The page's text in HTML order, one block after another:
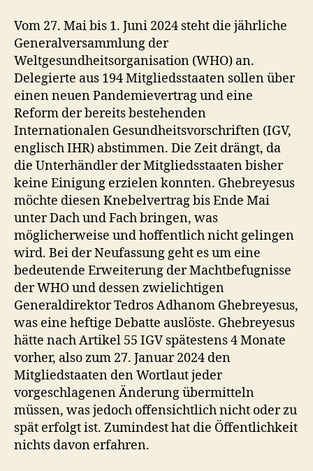
Vom 27. Mai bis 1. Juni 2024 steht die jährliche
Generalversammlung der
Weltgesundheitsorganisation (WHO) an.
Delegierte aus 194 Mitgliedsstaaten sollen über
einen neuen Pandemievertrag und eine
Reform der bereits bestehenden
Internationalen Gesundheitsvorschriften (IGV,
englisch IHR) abstimmen. Die Zeit drängt, da
die Unterhändler der Mitgliedsstaaten bisher
keine Einigung erzielen konnten. Ghebreyesus
möchte diesen Knebelvertrag bis Ende Mai
unter Dach und Fach bringen, was
möglicherweise und hoffentlich nicht gelingen
wird. Bei der Neufassung geht es um eine
bedeutende Erweiterung der Machtbefugnisse
der WHO und dessen zwielichtigen
Generaldirektor Tedros Adhanom Ghebreyesus,
was eine heftige Debatte auslöste. Ghebreyesus
hätte nach Artikel 55 IGV spätestens 4 Monate
vorher, also zum 27. Januar 2024 den
Mitgliedstaaten den Wortlaut jeder
vorgeschlagenen Änderung übermitteln
müssen, was jedoch offensichtlich nicht oder zu
spät erfolgt ist. Zumindest hat die Öffentlichkeit
nichts davon erfahren.